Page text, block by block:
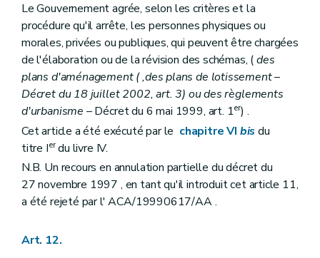
Chapitre IVquater
Du boisement subordonné à permis
Art. 271bis
Chapitre V
Des fonctionnaires délégués pour l'application des articles 42, 43, 45, 48 et 50 à 55 (lire articles 84, 89, 99, 107 à 109, 115, 116, 118 et 127)
Art. 272
Art. 273
Chapitre VI (De la liste des personnes de droit public et des actes et travaux d'utilité publique pour laquelle les permis d'urbanisme et de lotir sont délivrés par le Gouvernement ou le fonctionnaire délégué (
Art. 274
Art. 274
bis
Art. 275 et 276
Art. 277 et 278
Chapitre VI
Art. 280
Art. 281
Art. 282
Art. 283
Le Gouvernement agrée, selon les critères et la
procédure qu'il arrête, les personnes physiques ou
morales, privées ou publiques, qui peuvent être chargées
de l'élaboration ou de la révision des schémas, (des
plans d'aménagement (,des plans de lotissement–
Décret du 18 juillet 2002, art. 3) ou des règlements
d'urbanisme – Décret du 6 mai 1999, art. 1er) .
Cet article a été exécuté par le chapitre VI bisdu
titre Ierdu livre IV.
N.B. Un recours en annulation partielle du décret du
27 novembre 1997 , en tant qu'il introduit cet article 11,
a été rejeté par l' ACA/19990617/AA .
Art. 12.